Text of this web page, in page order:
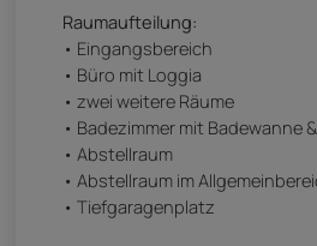
Raumaufteilung:
• Eingangsbereich
• Büro mit Loggia
• zwei weitere Räume
• Badezimmer mit Badewanne
• Abstellraum
• Abstellraum im
• Tiefgaragenplatz